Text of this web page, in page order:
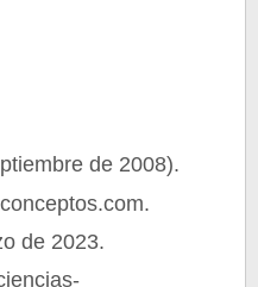
de 2008).
de 2023.